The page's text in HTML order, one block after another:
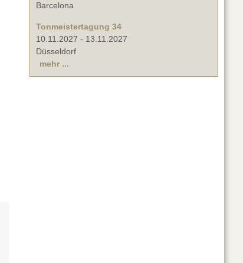
Barcelona
Tonmeistertagung 34
10.11.2027 - 13.11.2027
Düsseldorf
mehr ...